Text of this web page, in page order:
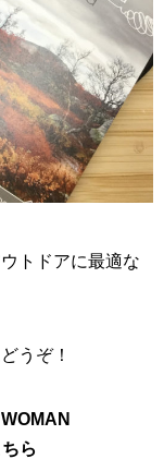
トドアに最適な
うぞ！
ら